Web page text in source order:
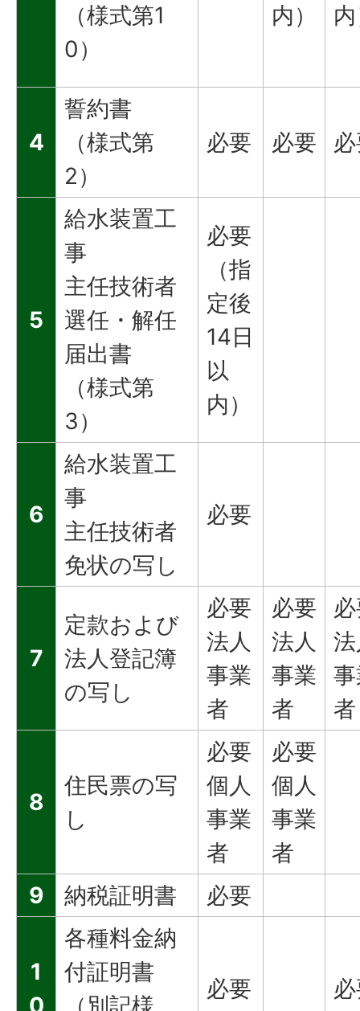
（様式第1
0）
内）
4
誓約書
（様式第
2）
必要 必要
5
給水装置工
事
主任技術者
選任・解任
届出書
（様式第
3）
必要
（指
定後
14日
以
内）
6
給水装置工
事
主任技術者
免状の写し
必要
7
定款および
法人登記簿
の写し
必要
法人
事業
者
必要
法人
事業
者
者
8
住民票の写
し
必要
個人
事業
者
必要
個人
事業
者
9
納税証明書 必要
1
0
各種料金納
付証明書
（別記様
必要